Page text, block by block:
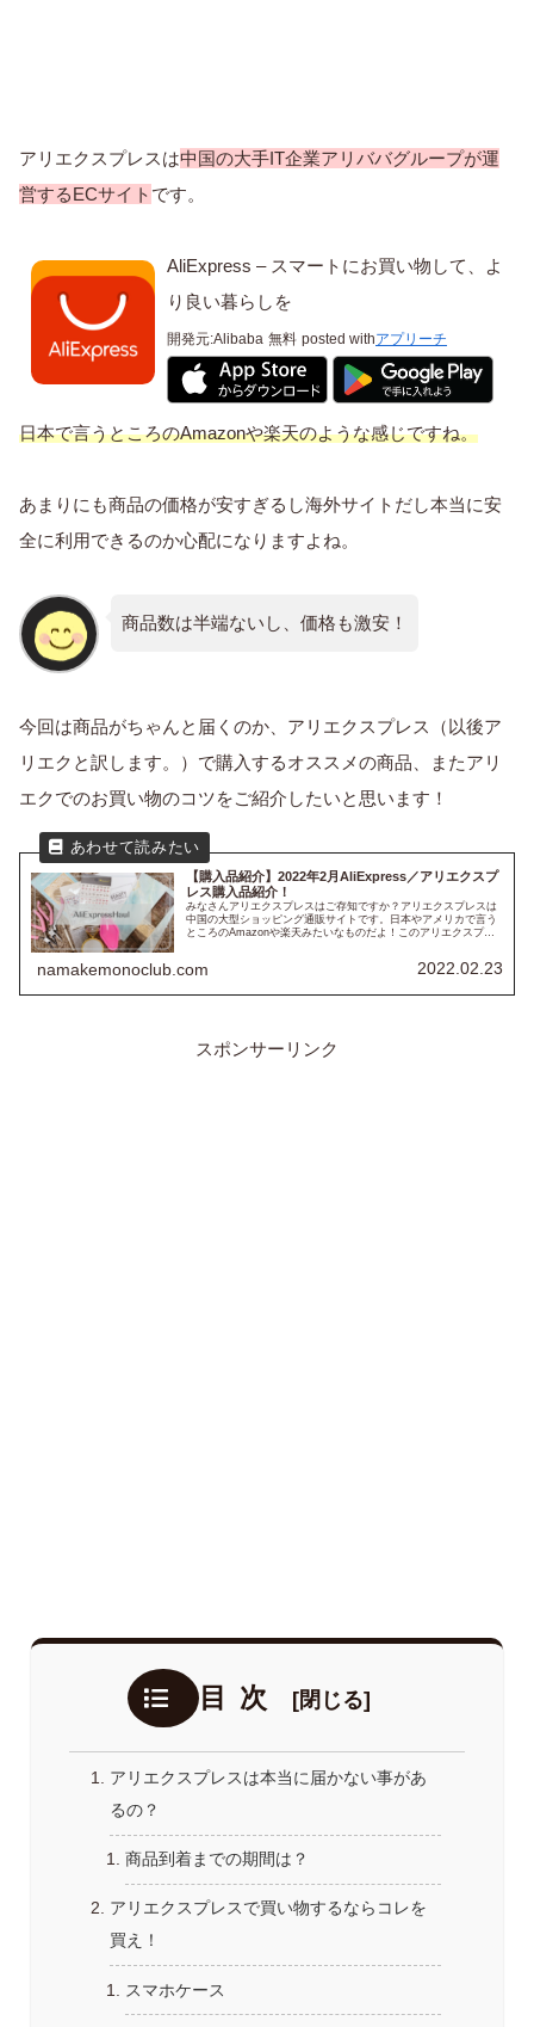
アリエクスプレスは中国の大手IT企業アリババグループが運
営するECサイト です。
AliExpress – スマートにお買い物して、よ
り良い暮らしを
開発元:Alibaba 無料 posted withアプリーチ
日本で言うところのAmazonや楽天のような感じですね。
あまりにも商品の価格が安すぎるし海外サイトだし本当に安
全に利用できるのか心配になりますよね。
商品数は半端ないし、価格も激安！
今回は商品がちゃんと届くのか、アリエクスプレス（以後ア
リエクと訳します。）で購入するオススメの商品、またアリ
エクでのお買い物のコツをご紹介したいと思います！
【購入品紹介】2022年2月AliExpress／アリエクスプ
レス購入品紹介！
みなさんアリエクスプレスはご存知ですか？アリエクスプレスは
中国の大型ショッピング通販サイトです。日本やアメリカで言う
ところのAmazonや楽天みたいなものだよ！このアリエクスプレ
namakemonoclub.com 2022.02.23
スポンサーリンク
目次
アリエクスプレスは本当に届かない事があ
るの？
商品到着までの期間は？
アリエクスプレスで買い物するならコレを
買え！
スマホケース